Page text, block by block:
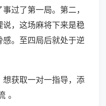
过了第一局。第二，
，这场麻将下来是稳
。至四局后就处于逆
获取一对一指导，添
。